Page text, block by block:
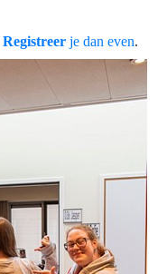
Registreer je dan even.